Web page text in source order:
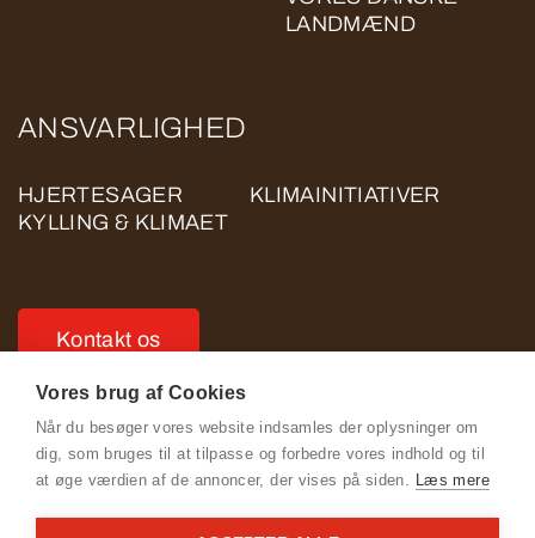
LANDMÆND
ANSVARLIGHED
HJERTESAGER
KLIMAINITIATIVER
KYLLING & KLIMAET
Kontakt os
Vores brug af Cookies
Når du besøger vores website indsamles der oplysninger om
dig, som bruges til at tilpasse og forbedre vores indhold og til
at øge værdien af de annoncer, der vises på siden. Læs mere